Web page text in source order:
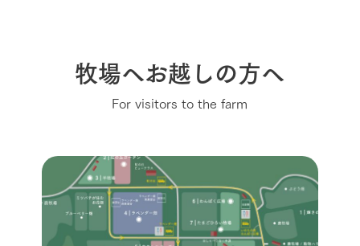
牧場へお越しの方へ
For visitors to the farm